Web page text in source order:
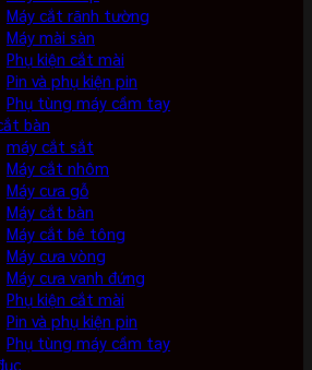
Máy cắt rãnh tường
Máy mài sàn
Phụ kiện cắt mài
Pin và phụ kiện pin
Phụ tùng máy cầm tay
bàn
máy cắt sắt
Máy cắt nhôm
Máy cưa gỗ
Máy cắt bàn
Máy cắt bê tông
Máy cưa vòng
Máy cưa vanh đứng
Phụ kiện cắt mài
Pin và phụ kiện pin
Phụ tùng máy cầm tay